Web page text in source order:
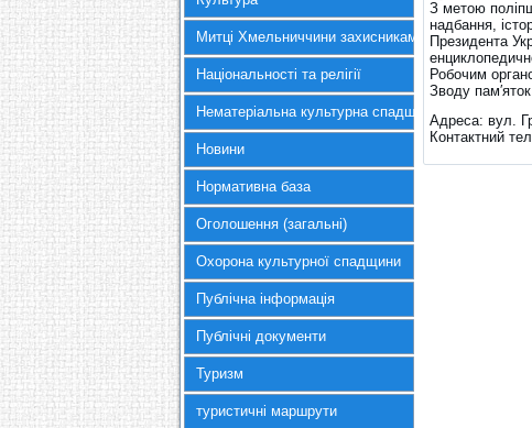
Митці Хмельниччини захисникам України
Національності та релігії
Нематеріальна культурна спадщина
Новини
Нормативна база
Оголошення (загальні)
Охорона культурної спадщини
Публічна інформація
Публічні документи
Туризм
туристичні маршрути
З метою
надбання,
Президента
Робочим
Зводу
Адреса: вул.
Контактний